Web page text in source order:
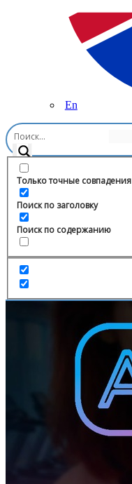
En
Только точные совпадения
Поиск по заголовку
Поиск по содержанию
Главная